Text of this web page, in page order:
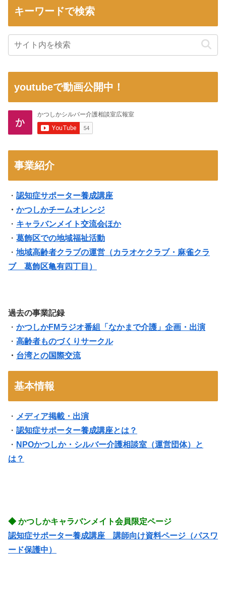
キーワードで検索
youtubeで動画公開中！
事業紹介
・ 認知症サポーター養成講座
・ かつしかチームオレンジ
・ キャラバンメイト交流会ほか
・ 葛飾区での地域福祉活動
・ 地域高齢者クラブの運営（カラオケクラブ・麻雀クラ
ブ 葛飾区亀有四丁目 ）
過去の事業記録
・ かつしかFMラジオ番組「なかまで介護」企画・出演
・ 高齢者ものづくりサークル
・ 台湾との国際交流
基本情報
・ メディア掲載・出演
・ 認知症サポーター養成講座とは？
・ NPOかつしか・シルバー介護相談室（運営団体）と
は？
◆ かつしかキャラバンメイト会員限定ページ
認知症サポーター養成講座 講師向け資料ページ（パスワ
ード保護中）